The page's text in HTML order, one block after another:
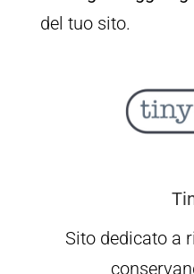
del tuo sito.
Sito dedicato a